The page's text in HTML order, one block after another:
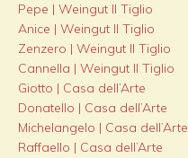
Pepe | Weingut Il Tiglio
Anice | Weingut Il Tiglio
Zenzero | Weingut Il Tiglio
Cannella | Weingut Il Tiglio
Giotto | Casa dell’Arte
Donatello | Casa dell’Arte
Michelangelo | Casa dell’Arte
Raffaello | Casa dell’Arte